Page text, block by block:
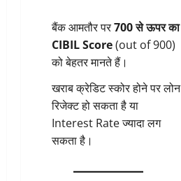
बैंक आमतौर पर700 से ऊपर का
CIBIL Score(out of 900)
को बेहतर मानते हैं।
खराब क्रेडिट स्कोर होने पर लोन
रिजेक्ट हो सकता है या
Interest Rate ज्यादा लग
सकता है।